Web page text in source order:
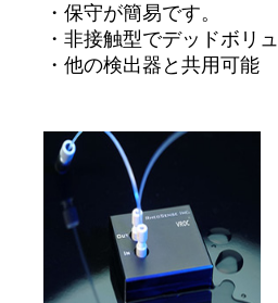
・保守が簡易です。
・非接触型でデッドボリ
・他の検出器と共用可能